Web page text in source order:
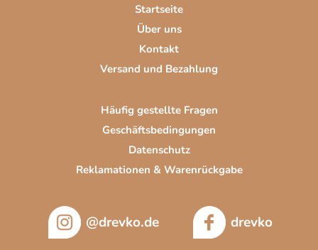
d
e
r
L
i
t
e
Startseite
Über uns
Kontakt
Versand und Bezahlung
Häufig gestellte Fragen
Geschäftsbedingungen
Datenschutz
Reklamationen & Warenrückgabe
@drevko.de drevko